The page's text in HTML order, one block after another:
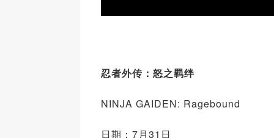
忍者外传：怒之羁绊
NINJA GAIDEN: Ragebound
日期：7月31日